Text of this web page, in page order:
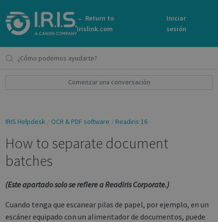
← Return to
Irislink.com
Iniciar
sesión
Comenzar una conversación
IRIS Helpdesk OCR & PDF software Readiris 16
How to separate document
batches
(Este apartado solo se refiere a Readiris Corporate.)
Cuando tenga que escanear pilas de papel, por ejemplo, en un
escáner equipado con un alimentador de documentos, puede